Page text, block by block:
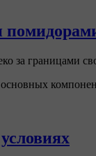
за границами